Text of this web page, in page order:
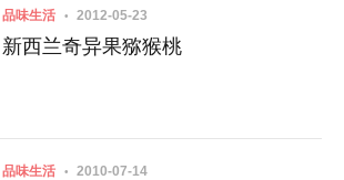
品味生活 2012-05-23
新西兰奇异果猕猴桃
品味生活 2010-07-14